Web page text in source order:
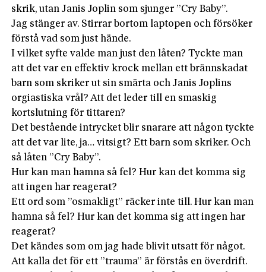
skrik, utan Janis Joplin som sjunger ”Cry Baby”.
Jag stänger av. Stirrar bortom laptopen och försöker
förstå vad som just hände.
I vilket syfte valde man just den låten? Tyckte man
att det var en effektiv krock mellan ett brännskadat
barn som skriker ut sin smärta och Janis Joplins
orgiastiska vrål? Att det leder till en smaskig
kortslutning för tittaren?
Det bestående intrycket blir snarare att någon tyckte
att det var lite, ja… vitsigt? Ett barn som skriker. Och
så låten ”Cry Baby”.
Hur kan man hamna så fel? Hur kan det komma sig
att ingen har reagerat?
Ett ord som ”osmakligt” räcker inte till. Hur kan man
hamna så fel? Hur kan det komma sig att ingen har
reagerat?
Det kändes som om jag hade blivit utsatt för något.
Att kalla det för ett ”trauma” är förstås en överdrift.